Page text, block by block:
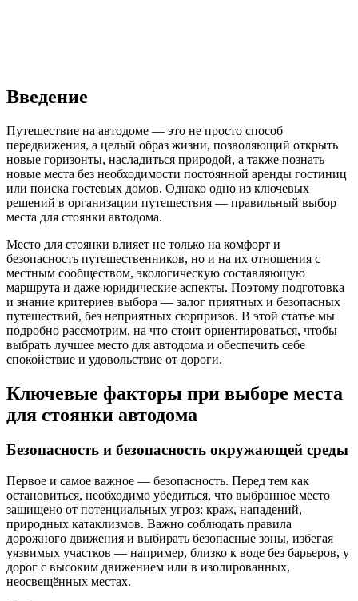
Введение
Путешествие на автодоме — это не просто способ
передвижения, а целый образ жизни, позволяющий открыть
новые горизонты, насладиться природой, а также познать
новые места без необходимости постоянной аренды гостиниц
или поиска гостевых домов. Однако одно из ключевых
решений в организации путешествия — правильный выбор
места для стоянки автодома.
Место для стоянки влияет не только на комфорт и
безопасность путешественников, но и на их отношения с
местным сообществом, экологическую составляющую
маршрута и даже юридические аспекты. Поэтому подготовка
и знание критериев выбора — залог приятных и безопасных
путешествий, без неприятных сюрпризов. В этой статье мы
подробно рассмотрим, на что стоит ориентироваться, чтобы
выбрать лучшее место для автодома и обеспечить себе
спокойствие и удовольствие от дороги.
Ключевые факторы при выборе места
для стоянки автодома
Безопасность и безопасность окружающей среды
Первое и самое важное — безопасность. Перед тем как
остановиться, необходимо убедиться, что выбранное место
защищено от потенциальных угроз: краж, нападений,
природных катаклизмов. Важно соблюдать правила
дорожного движения и выбирать безопасные зоны, избегая
уязвимых участков — например, близко к воде без барьеров, у
дорог с высоким движением или в изолированных,
неосвещённых местах.